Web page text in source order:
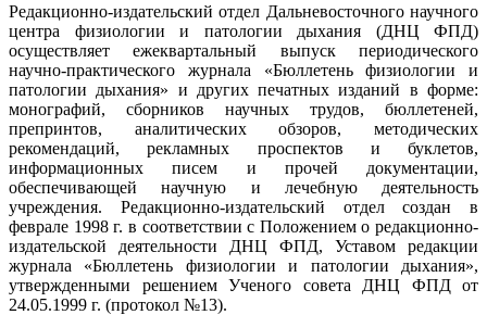
Редакционно-издательский отдел Дальневосточного научного
центра физиологии и патологии дыхания (ДНЦ ФПД)
осуществляет ежеквартальный выпуск периодического
научно-практического журнала «Бюллетень физиологии и
патологии дыхания» и других печатных изданий в форме:
монографий, сборников научных трудов, бюллетеней,
препринтов, аналитических обзоров, методических
рекомендаций, рекламных проспектов и буклетов,
информационных писем и прочей документации,
обеспечивающей научную и лечебную деятельность
учреждения. Редакционно-издательский отдел создан в
феврале 1998 г. в соответствии с Положением о редакционно-
издательской деятельности ДНЦ ФПД, Уставом редакции
журнала «Бюллетень физиологии и патологии дыхания»,
утвержденными решением Ученого совета ДНЦ ФПД от
24.05.1999 г. (протокол №13).